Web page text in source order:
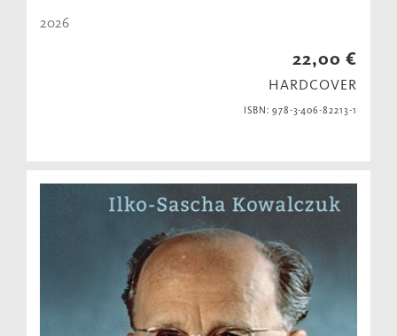
2026
22,00 €
HARDCOVER
ISBN: 978-3-406-82213-1